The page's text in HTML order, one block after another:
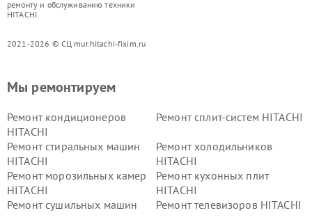
ремонту и обслуживанию техники
HITACHI
2021-2026 © СЦ mur.hitachi-fixim.ru
Мы ремонтируем
Ремонт кондиционеров
HITACHI
Ремонт сплит-систем HITACHI
Ремонт стиральных машин
HITACHI
Ремонт холодильников
HITACHI
Ремонт морозильных камер
HITACHI
Ремонт кухонных плит
HITACHI
Ремонт сушильных машин
Ремонт телевизоров HITACHI